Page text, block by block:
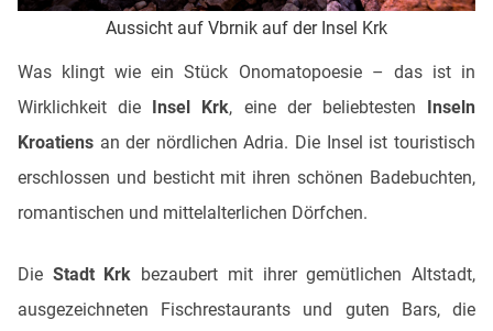
Aussicht auf Vbrnik auf der Insel Krk
Was klingt wie ein Stück Onomatopoesie – das ist in
Wirklichkeit die Insel Krk, eine der beliebtesten Inseln
Kroatiens an der nördlichen Adria. Die Insel ist touristisch
erschlossen und besticht mit ihren schönen Badebuchten,
romantischen und mittelalterlichen Dörfchen.
Die Stadt Krk bezaubert mit ihrer gemütlichen Altstadt,
ausgezeichneten Fischrestaurants und guten Bars, die